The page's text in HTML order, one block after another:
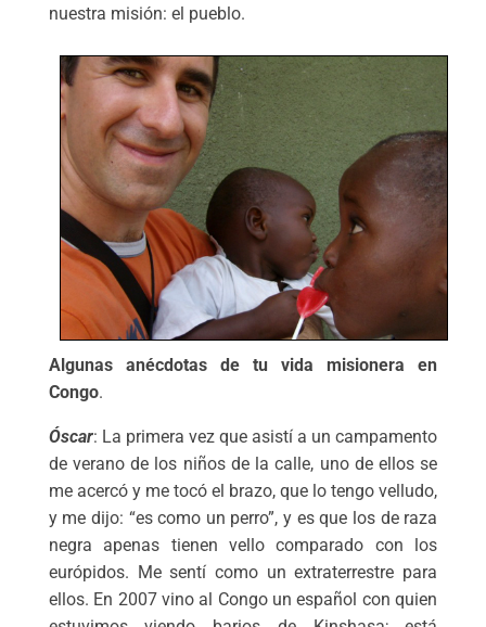
nuestra misión: el pueblo.
Algunas anécdotas de tu vida misionera en
Congo.
Óscar: La primera vez que asistí a un campamento
de verano de los niños de la calle, uno de ellos se
me acercó y me tocó el brazo, que lo tengo velludo,
y me dijo: “es como un perro”, y es que los de raza
negra apenas tienen vello comparado con los
európidos. Me sentí como un extraterrestre para
ellos. En 2007 vino al Congo un español con quien